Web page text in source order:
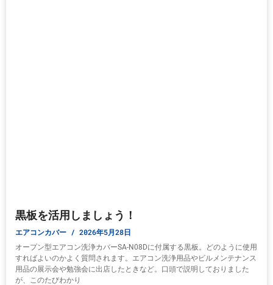
黒板を活用しましょう！
エアコンカバー 2026年5月28日
オープン型エアコン洗浄カバーSA-N08Dに付属する黒板。どのように使用
すればよいのかよく質問されます。エアコン洗浄用品やビルメンテナンス
用品の展示会や勉強会に出店したときなど。口頭で説明しておりました
が、このたびわかり